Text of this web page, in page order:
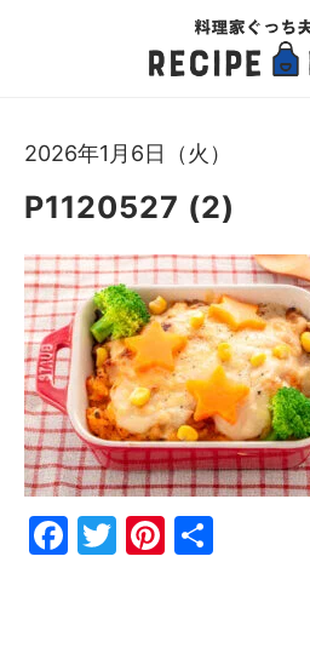
2026年1月6日（火）
P1120527 (2)
Fac
Twi
Pin